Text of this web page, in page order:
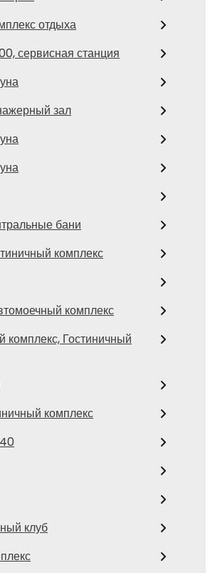
отдыха
сервисная станция
зал
бани
комплекс
комплекс
комплекс, Гостиничный
комплекс
клуб